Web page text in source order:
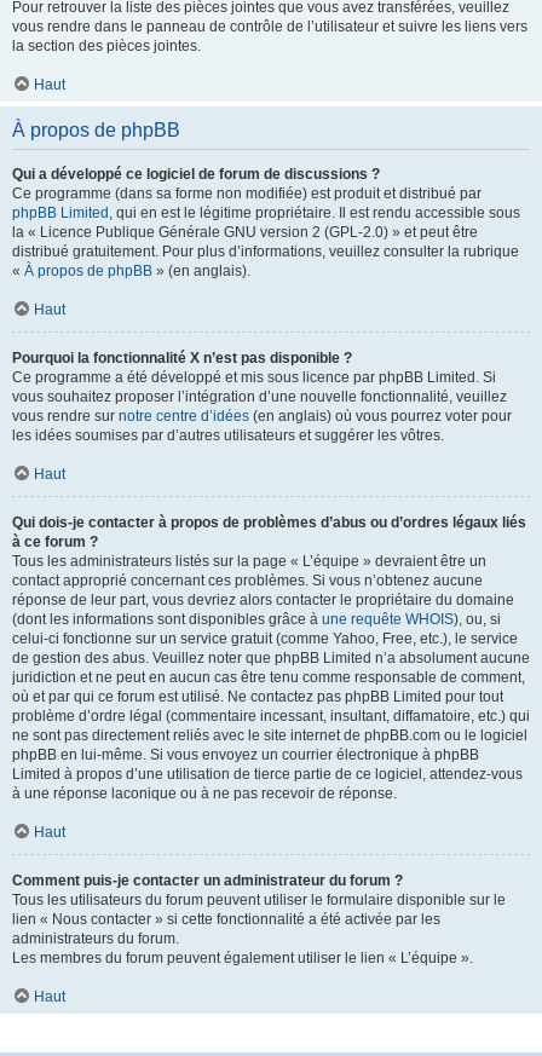
Pour retrouver la liste des pièces jointes que vous avez transférées, veuillez
vous rendre dans le panneau de contrôle de l’utilisateur et suivre les liens vers
la section des pièces jointes.
Haut
À propos de phpBB
Qui a développé ce logiciel de forum de discussions ?
Ce programme (dans sa forme non modifiée) est produit et distribué par
phpBB Limited , qui en est le légitime propriétaire. Il est rendu accessible sous
la « Licence Publique Générale GNU version 2 (GPL-2.0) » et peut être
distribué gratuitement. Pour plus d’informations, veuillez consulter la rubrique
« À propos de phpBB » (en anglais).
Haut
Pourquoi la fonctionnalité X n’est pas disponible ?
Ce programme a été développé et mis sous licence par phpBB Limited. Si
vous souhaitez proposer l’intégration d’une nouvelle fonctionnalité, veuillez
vous rendre sur notre centre d’idées (en anglais) où vous pourrez voter pour
les idées soumises par d’autres utilisateurs et suggérer les vôtres.
Haut
Qui dois-je contacter à propos de problèmes d’abus ou d’ordres légaux liés
à ce forum ?
Tous les administrateurs listés sur la page « L’équipe » devraient être un
contact approprié concernant ces problèmes. Si vous n’obtenez aucune
réponse de leur part, vous devriez alors contacter le propriétaire du domaine
(dont les informations sont disponibles grâce à une requête WHOIS), ou, si
celui-ci fonctionne sur un service gratuit (comme Yahoo, Free, etc.), le service
de gestion des abus. Veuillez noter que phpBB Limited n’a absolument aucune
juridiction et ne peut en aucun cas être tenu comme responsable de comment,
où et par qui ce forum est utilisé. Ne contactez pas phpBB Limited pour tout
problème d’ordre légal (commentaire incessant, insultant, diffamatoire, etc.) qui
ne sont pas directement reliés avec le site internet de phpBB.com ou le logiciel
phpBB en lui-même. Si vous envoyez un courrier électronique à phpBB
Limited à propos d’une utilisation de tierce partie de ce logiciel, attendez-vous
à une réponse laconique ou à ne pas recevoir de réponse.
Haut
Comment puis-je contacter un administrateur du forum ?
Tous les utilisateurs du forum peuvent utiliser le formulaire disponible sur le
lien « Nous contacter » si cette fonctionnalité a été activée par les
administrateurs du forum.
Les membres du forum peuvent également utiliser le lien « L’équipe ».
Haut